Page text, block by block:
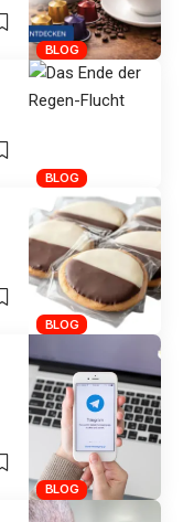
BLOG
BLOG
BLOG
BLOG